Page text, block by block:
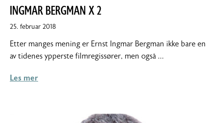
INGMAR BERGMAN X 2
25. februar 201825.
2018
Etter manges mening er Ernst Ingmar Bergman ikke bare en
av tidenes ypperste filmregissører, men også …
Les mer